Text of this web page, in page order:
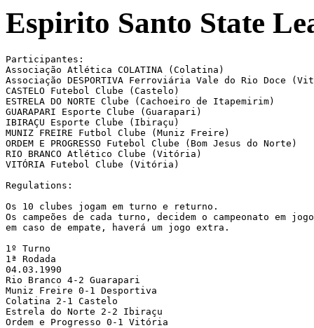
Espirito Santo State
Participantes:
Associação Atlética COLATINA (Colatina)
Associação DESPORTIVA Ferroviária Vale do Rio Doce
CASTELO Futebol Clube (Castelo)
ESTRELA DO NORTE Clube (Cachoeiro de Itapemirim)
GUARAPARI Esporte Clube (Guarapari)
IBIRAÇU Esporte Clube (Ibiraçu)
MUNIZ FREIRE Futbol Clube (Muniz Freire)
ORDEM E PROGRESSO Futebol Clube (Bom Jesus do Norte)
RIO BRANCO Atlético Clube (Vitória)
VITÓRIA Futebol Clube (Vitória)
Regulations:
Os 10 clubes jogam em turno e returno.
Os campeões de cada turno, decidem o campeonato em
em caso de empate, haverá um jogo extra.
1º Turno
1ª Rodada
04.03.1990
Rio Branco 4-2 Guarapari
Muniz Freire 0-1 Desportiva
Colatina 2-1 Castelo
Estrela do Norte 2-2 Ibiraçu
Ordem e Progresso 0-1 Vitória